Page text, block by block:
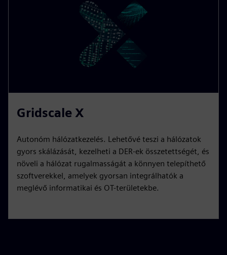
Gridscale X
Autonóm hálózatkezelés. Lehetővé teszi a hálózatok
gyors skálázását, kezelheti a DER-ek összetettségét, és
növeli a hálózat rugalmasságát a könnyen telepíthető
szoftverekkel, amelyek gyorsan integrálhatók a
meglévő informatikai és OT-területekbe.